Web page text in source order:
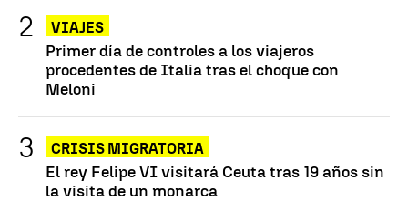
VIAJES
Primer día de controles a los viajeros
procedentes de Italia tras el choque con
Meloni
CRISIS MIGRATORIA
El rey Felipe VI visitará Ceuta tras 19 años sin
la visita de un monarca